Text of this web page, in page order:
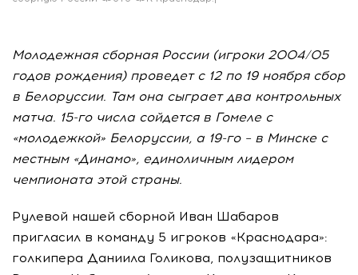
Молодежная сборная России (игроки 2004/05
годов рождения) проведет с 12 по 19 ноября сбор
в Белоруссии. Там она сыграет два контрольных
матча. 15-го числа сойдется в Гомеле с
«молодежкой» Белоруссии, а 19-го – в Минске с
местным «Динамо», единоличным лидером
чемпионата этой страны.
Рулевой нашей сборной Иван Шабаров
пригласил в команду 5 игроков «Краснодара»:
голкипера Даниила Голикова, полузащитников